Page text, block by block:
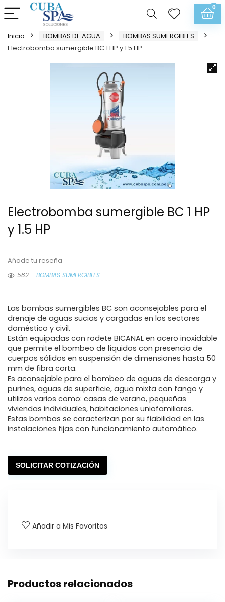
0
Inicio BOMBAS DE AGUA
BOMBAS SUMERGIBLES
Electrobomba sumergible BC 1 HP y 1.5 HP
Electrobomba sumergible BC 1 HP
y 1.5 HP
Añade tu reseña
582
BOMBAS SUMERGIBLES
Las bombas sumergibles BC son aconsejables para el
drenaje de aguas sucias y cargadas en los sectores
doméstico y civil.
Están equipadas con rodete BICANAL en acero inoxidable
que permite el bombeo de líquidos con presencia de
cuerpos sólidos en suspensión de dimensiones hasta 50
mm de fibra corta.
Es aconsejable para el bombeo de aguas de descarga y
purines, aguas de superficie, agua mixta con fango y
utilizos varios como: casas de verano, pequeñas
viviendas individuales, habitaciones uniofamiliares.
Estas bombas se caracterizan por su fiabilidad en las
instalaciones fijas con funcionamiento automático.
SOLICITAR COTIZACIÓN
Añadir a Mis Favoritos
Productos relacionados